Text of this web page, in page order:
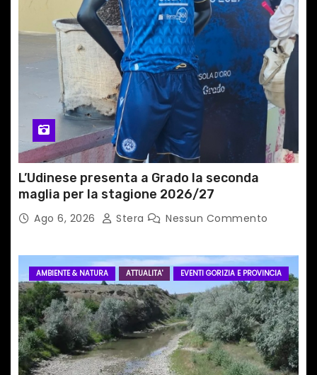
c
l
i
L’Udinese presenta a Grado la seconda
maglia per la stagione 2026/27
Ago 6, 2026 Stera Nessun Commento
AMBIENTE & NATURA ATTUALITA' EVENTI GORIZIA E PROVINCIA